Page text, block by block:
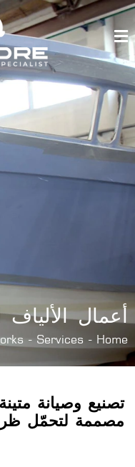
أعمال الألياف
Home
Services
تصنيع وصيانة
مصممة لتحمّل